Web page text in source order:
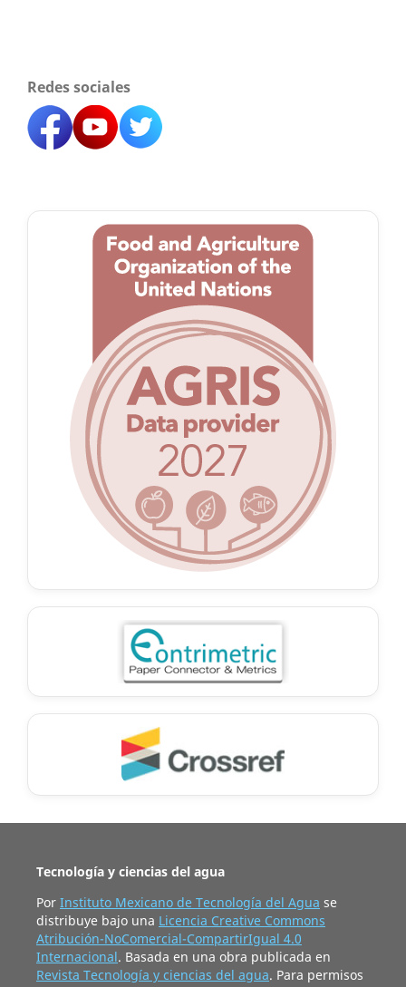
Redes sociales
Tecnología y ciencias del agua
Por Instituto Mexicano de Tecnología del Agua se
distribuye bajo una Licencia Creative Commons
Atribución-NoComercial-CompartirIgual 4.0
Internacional. Basada en una obra publicada en
Revista Tecnología y ciencias del agua. Para permisos